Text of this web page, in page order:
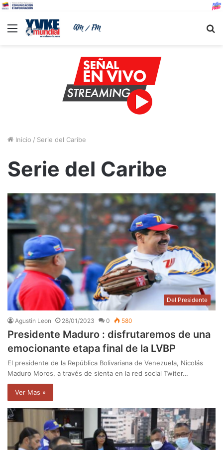
Menu
Inicio / Serie del Caribe
Serie del Caribe
Del Presidente
Agustin Leon 28/01/2023 0 580
Presidente Maduro : disfrutaremos de una
emocionante etapa final de la LVBP
El presidente de la República Bolivariana de Venezuela, Nicolás
Maduro Moros, a través de sienta en la red social Twiter…
Ver Mas »